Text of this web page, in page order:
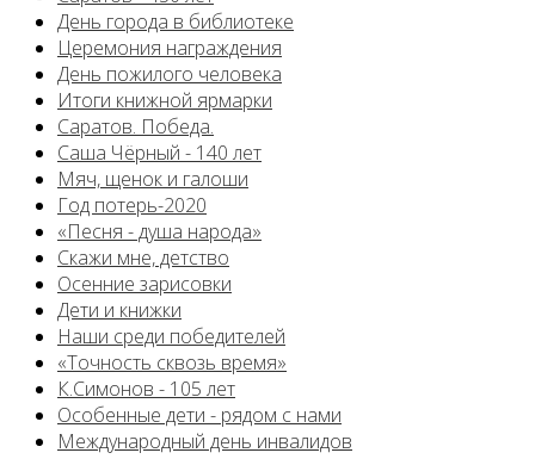
День города в библиотеке
Церемония награждения
День пожилого человека
Итоги книжной ярмарки
Саратов. Победа.
Саша Чёрный - 140 лет
Мяч, щенок и галоши
Год потерь-2020
«Песня - душа народа»
Скажи мне, детство
Осенние зарисовки
Дети и книжки
Наши среди победителей
«Точность сквозь время»
К.Симонов - 105 лет
Особенные дети - рядом с нами
Международный день инвалидов